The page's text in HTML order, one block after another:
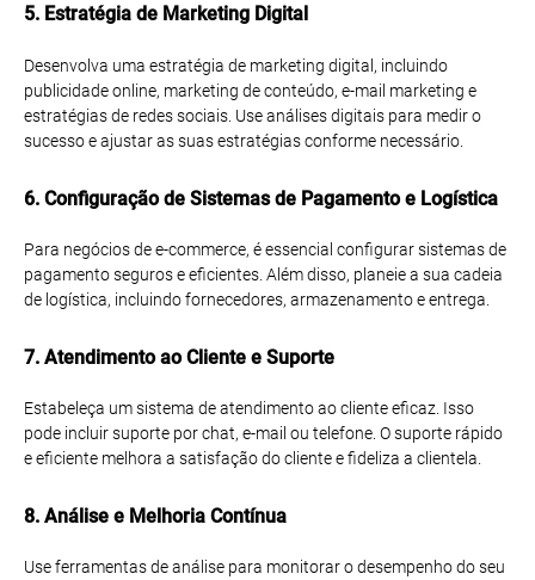
5. Estratégia de Marketing Digital
Desenvolva uma estratégia de marketing digital, incluindo
publicidade online, marketing de conteúdo, e-mail marketing e
estratégias de redes sociais. Use análises digitais para medir o
sucesso e ajustar as suas estratégias conforme necessário.
6. Configuração de Sistemas de Pagamento e Logística
Para negócios de e-commerce, é essencial configurar sistemas de
pagamento seguros e eficientes. Além disso, planeie a sua cadeia
de logística, incluindo fornecedores, armazenamento e entrega.
7. Atendimento ao Cliente e Suporte
Estabeleça um sistema de atendimento ao cliente eficaz. Isso
pode incluir suporte por chat, e-mail ou telefone. O suporte rápido
e eficiente melhora a satisfação do cliente e fideliza a clientela.
8. Análise e Melhoria Contínua
Use ferramentas de análise para monitorar o desempenho do seu